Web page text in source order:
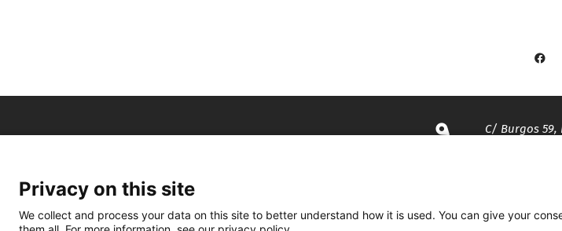
C/ Burgos 59,
935 120 481
Privacy on this site
We collect and process your data on this site to better understand how it is used. You can give your